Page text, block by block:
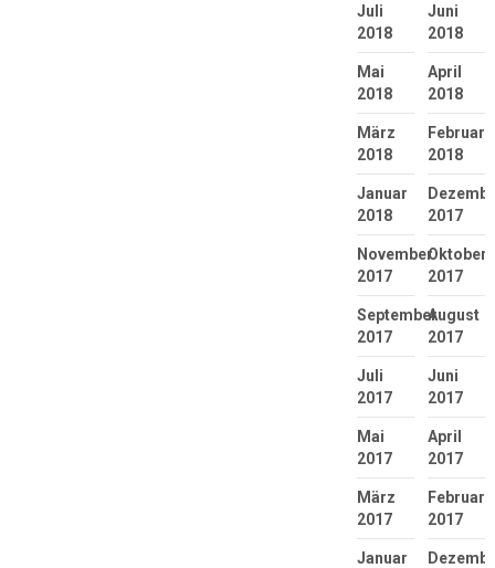
Juli
2018
Juni
2018
Mai
2018
April
2018
März
2018
Februar
2018
Januar
2018
2017
November
2017
Oktober
2017
September
2017
August
2017
Juli
2017
Juni
2017
Mai
2017
April
2017
März
2017
Februar
2017
Januar